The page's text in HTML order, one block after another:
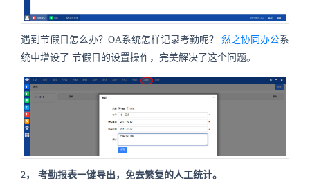
遇到节假日怎么办？OA系统怎样记录考勤呢？ 然之协同办公系
统中增设了 节假日的设置操作，完美解决了这个问题。
2，
考勤报表一键导出，免去繁复的人工统计。